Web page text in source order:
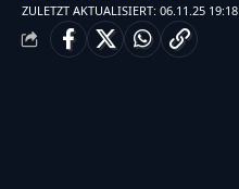
ZULETZT AKTUALISIERT: 06.11.25 19:18